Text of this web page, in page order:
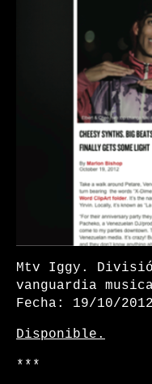
Mtv Iggy.
vanguardia
Fecha: 19/10/
Disponible.
***